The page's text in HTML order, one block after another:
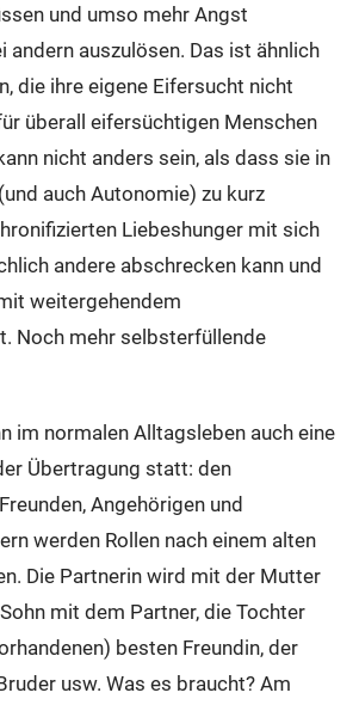
und umso mehr Angst
andern auszulösen. Das ist ähnlich
die ihre eigene Eifersucht nicht
überall eifersüchtigen Menschen
nicht anders sein, als dass sie in
auch Autonomie) zu kurz
Liebeshunger mit sich
andere abschrecken kann und
weitergehendem
Noch mehr selbsterfüllende
im normalen Alltagsleben auch eine
Übertragung statt: den
Angehörigen und
werden Rollen nach einem alten
Die Partnerin wird mit der Mutter
mit dem Partner, die Tochter
besten Freundin, der
usw. Was es braucht? Am